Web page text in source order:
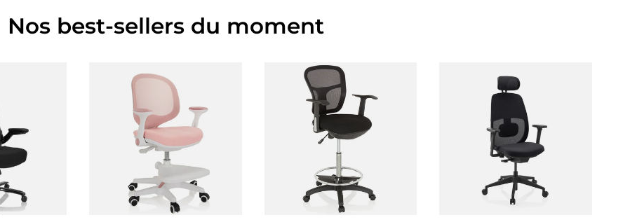
Nos best-sellers du moment
Choisir les options Ajouter au panier Choisir les options